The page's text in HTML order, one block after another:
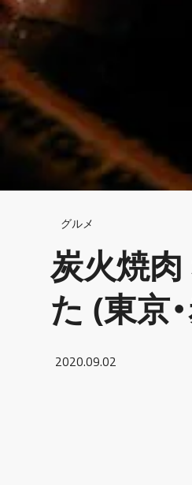
Breadcrumb
グルメ
炭火焼
た (東京
2020.09.02